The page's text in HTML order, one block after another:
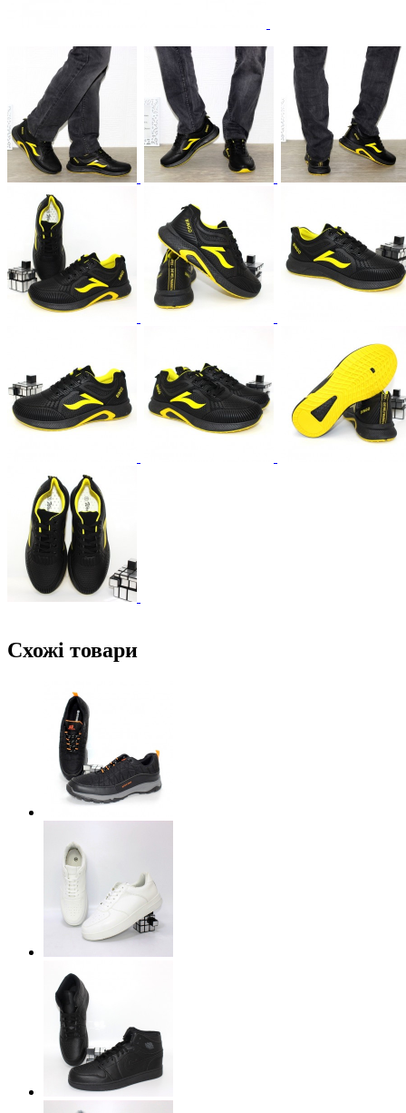
Схожі товари